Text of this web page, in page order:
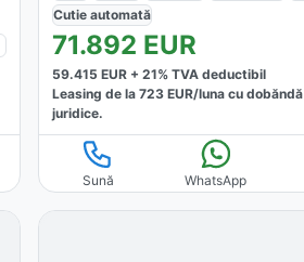
Cutie automată
71.892 EUR
59.415 EUR + 21% TVA deductibil
Leasing de la 723EUR/lunacu dobăndă
juridice.
Sună WhatsApp